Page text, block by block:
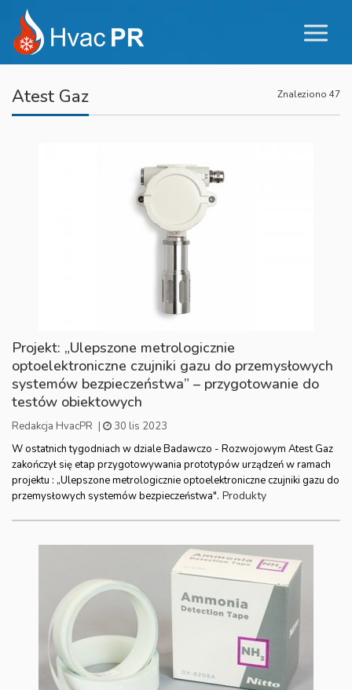
Atest Gaz Znaleziono 47
Projekt: „Ulepszone metrologicznie
optoelektroniczne czujniki gazu do przemysłowych
systemów bezpieczeństwa” – przygotowanie do
testów obiektowych
Redakcja HvacPR |
30 lis 2023
W ostatnich tygodniach w dziale Badawczo - Rozwojowym Atest Gaz
zakończył się etap przygotowywania prototypów urządzeń w ramach
projektu : „Ulepszone metrologicznie optoelektroniczne czujniki gazu do
przemysłowych systemów bezpieczeństwa". Produkty